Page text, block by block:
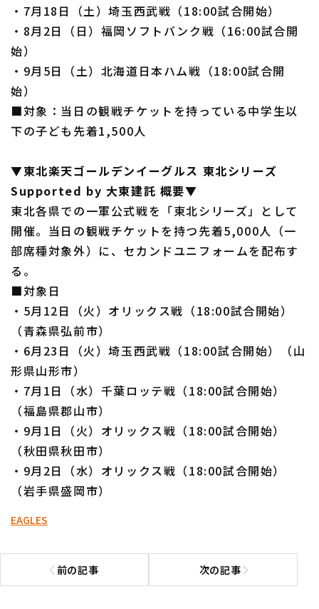
・7月18日（土）埼玉西武戦（18:00試合開始）
・8月2日（日）福岡ソフトバンク戦（16:00試合開
始）
・9月5日（土）北海道日本ハム戦（18:00試合開
始）
■対象：当日の観戦チケットを持っている中学生以
下の子ども先着1,500人
▼東北楽天ゴールデンイーグルス 東北シリーズ
Supported by 大東建託 概要▼
東北各県での一軍公式戦を「東北シリーズ」として
開催。当日の観戦チケットを持つ先着5,000人（一
部席種対象外）に、セカンドユニフォームを配布す
る。
■対象日
・5月12日（火）オリックス戦（18:00試合開始）
（青森県弘前市）
・6月23日（火）埼玉西武戦（18:00試合開始）（山
形県山形市）
・7月1日（水）千葉ロッテ戦（18:00試合開始）
（福島県郡山市）
・9月1日（火）オリックス戦（18:00試合開始）
（秋田県秋田市）
・9月2日（水）オリックス戦（18:00試合開始）
（岩手県盛岡市）
EAGLES
前の記事
前の記事へ 次の記事次の記事へ